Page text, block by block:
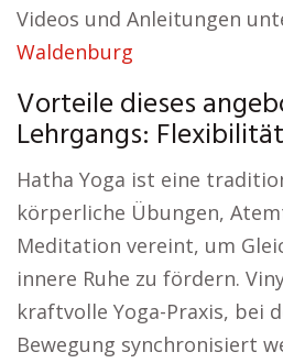
Videos und Anleitungen
Waldenburg
Vorteile dieses
Lehrgangs:
Hatha Yoga ist eine
körperliche Übungen,
Meditation vereint, um
innere Ruhe zu fördern.
kraftvolle Yoga-Praxis, bei
Bewegung synchronisiert